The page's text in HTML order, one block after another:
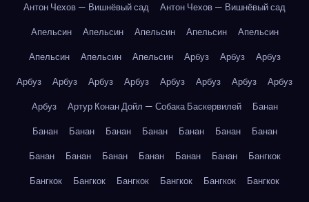
Антон Чехов — Вишнёвый сад
Антон Чехов — Вишнёвый сад
Апельсин
Апельсин Апельсин Апельсин
Апельсин
Апельсин
Апельсин Апельсин Арбуз Арбуз
Арбуз
Арбуз
Арбуз Арбуз Арбуз Арбуз Арбуз Арбуз
Арбуз
Арбуз
Артур Конан Дойл — Собака Баскервилей
Банан
Банан
Банан Банан Банан Банан Банан
Банан
Банан
Банан Банан Банан Банан Банан
Бангкок
Бангкок
Бангкок Бангкок Бангкок Бангкок
Бангкок